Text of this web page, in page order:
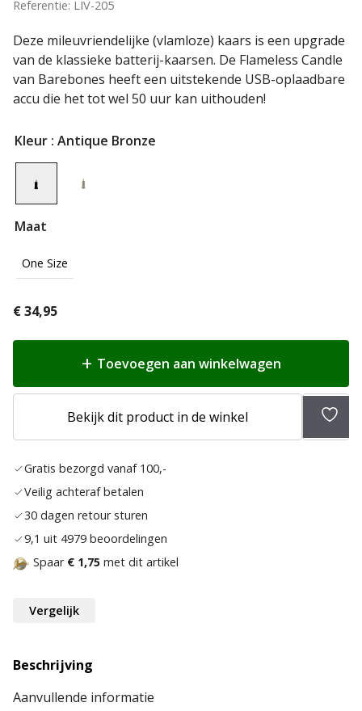
Referentie: LIV-205
Deze mileuvriendelijke (vlamloze) kaars is een upgrade
van de klassieke batterij-kaarsen. De Flameless Candle
van Barebones heeft een uitstekende USB-oplaadbare
accu die het tot wel 50 uur kan uithouden!
Kleur : Antique Bronze
Maat
One Size
€34,95
Toevoegen aan winkelwagen
Bekijk dit product in de winkel
aan
Gratis bezorgd vanaf 100,-
Veilig achteraf betalen
30 dagen retour sturen
9,1 uit 4979 beoordelingen
Spaar € 1,75 met dit artikel
Vergelijk
Beschrijving
Aanvullende informatie